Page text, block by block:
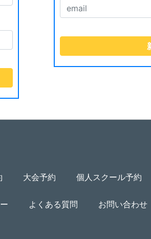
大会予約 個人スクール予約
よくある質問 お問い合わせ